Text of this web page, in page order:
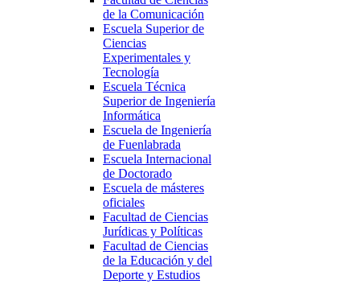
de la Comunicación
Escuela Superior de
Ciencias
Experimentales y
Tecnología
Escuela Técnica
Superior de Ingeniería
Informática
Escuela de Ingeniería
de Fuenlabrada
Escuela Internacional
de Doctorado
Escuela de másteres
oficiales
Facultad de Ciencias
Jurídicas y Políticas
Facultad de Ciencias
de la Educación y del
Deporte y Estudios